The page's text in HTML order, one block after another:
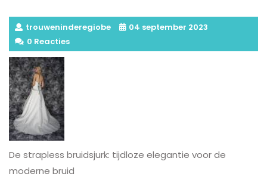
trouweninderegiobe
04 september 2023
0 Reacties
De strapless bruidsjurk: tijdloze elegantie voor de
moderne bruid